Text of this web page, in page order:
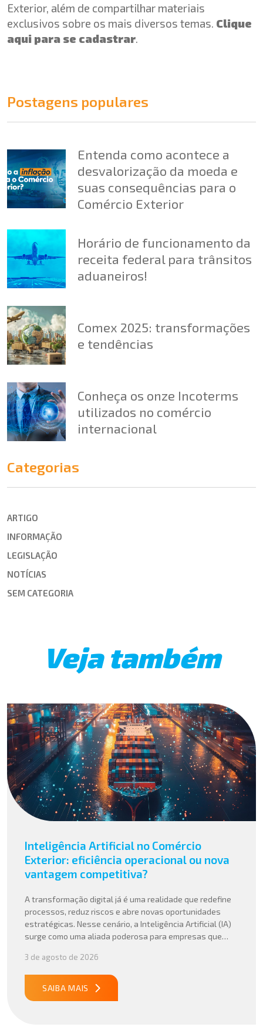
Exterior, além de compartilhar materiais
exclusivos sobre os mais diversos temas. Clique
aqui para se cadastrar.
Postagens populares
Entenda como acontece a
desvalorização da moeda e
suas consequências para o
Comércio Exterior
Horário de funcionamento da
receita federal para trânsitos
aduaneiros!
Comex 2025: transformações
e tendências
Conheça os onze Incoterms
utilizados no comércio
internacional
Categorias
ARTIGO
INFORMAÇÃO
LEGISLAÇÃO
NOTÍCIAS
SEM CATEGORIA
Veja também
Inteligência Artificial no Comércio
Exterior: eficiência operacional ou nova
vantagem competitiva?
A transformação digital já é uma realidade que redefine
processos, reduz riscos e abre novas oportunidades
estratégicas. Nesse cenário, a Inteligência Artificial (IA)
surge como uma aliada poderosa para empresas que
suas operações internacionais. Mais do que automatizar
tarefas, a IA vem sendo aplicada para interpretar dados
complexos, […]
3 de agosto de 2026
SAIBA MAIS